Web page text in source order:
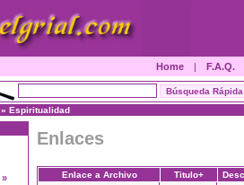
Home | F.A.Q.
» Espiritualidad
»
Enlaces
Enlace a Archivo Titulo+